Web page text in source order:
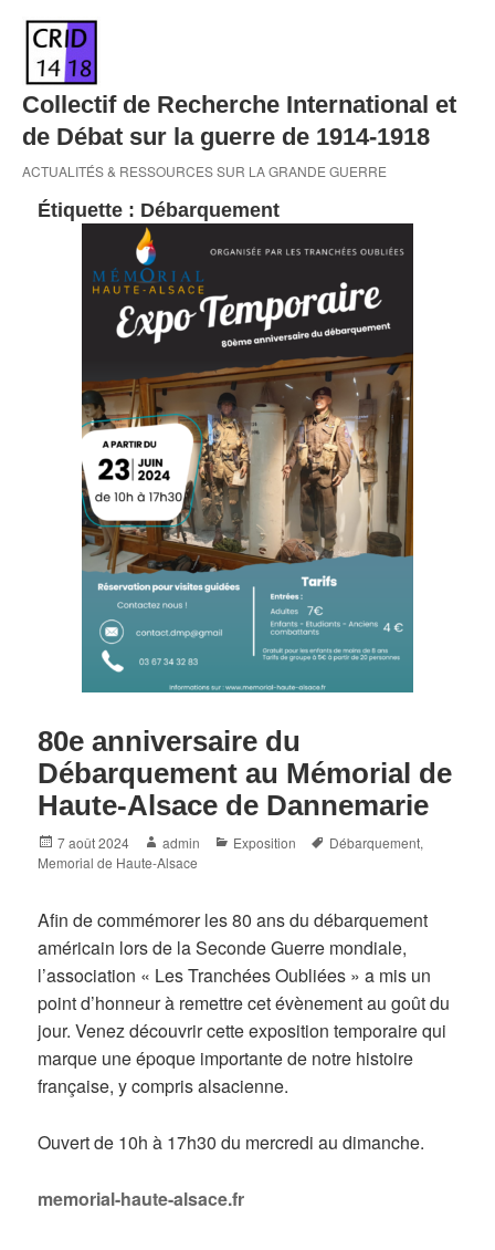
content
Collectif de Recherche International et
de Débat sur la guerre de 1914-1918
ACTUALITÉS & RESSOURCES SUR LA GRANDE GUERRE
Étiquette : Débarquement
80e anniversaire du
Débarquement au Mémorial de
Haute-Alsace de Dannemarie
Posted
on
7 août 2024 Author
admin Categories
Exposition Tags
Débarquement,
Memorial de Haute-Alsace
Afin de commémorer les 80 ans du débarquement
américain lors de la Seconde Guerre mondiale,
l’association « Les Tranchées Oubliées » a mis un
point d’honneur à remettre cet évènement au goût du
jour. Venez découvrir cette exposition temporaire qui
marque une époque importante de notre histoire
française, y compris alsacienne.
Ouvert de 10h à 17h30 du mercredi au dimanche.
memorial-haute-alsace.fr